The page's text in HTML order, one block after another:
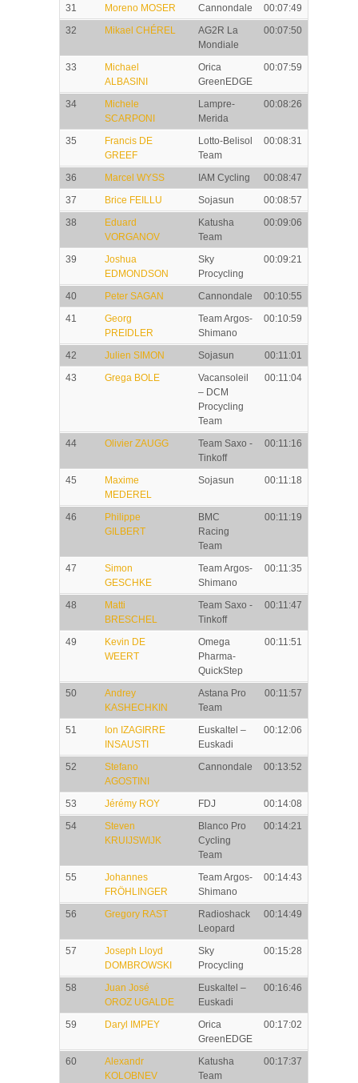
31 Moreno MOSER Cannondale
00:07:49
32
Mikael CHÉREL
AG2R La
Mondiale
00:07:50
33
Michael
ALBASINI
Orica
GreenEDGE
00:07:59
34
Michele
SCARPONI
Lampre-
Merida
00:08:26
35
Francis DE
GREEF
Lotto-Belisol
Team
00:08:31
36 Marcel WYSS IAM Cycling
00:08:47
37
Brice FEILLU Sojasun
00:08:57
38
Eduard
VORGANOV
Katusha
Team
00:09:06
39
Joshua
EDMONDSON
Sky
Procycling
00:09:21
40 Peter SAGAN Cannondale
00:10:55
41
Georg
PREIDLER
Team Argos-
Shimano
00:10:59
42 Julien SIMON Sojasun
00:11:01
43
Grega BOLE
Vacansoleil
– DCM
Procycling
Team
00:11:04
44 Olivier ZAUGG
Team Saxo -
Tinkoff
00:11:16
45
Maxime
MEDEREL
Sojasun 00:11:18
46
Philippe
GILBERT
BMC
Racing
Team
00:11:19
47
Simon
GESCHKE
Team Argos-
Shimano
00:11:35
48
Matti
BRESCHEL
Team Saxo -
Tinkoff
00:11:47
49
Kevin DE
WEERT
Omega
Pharma-
QuickStep
00:11:51
50
Andrey
KASHECHKIN
Astana Pro
Team
00:11:57
51
Ion IZAGIRRE
INSAUSTI
Euskaltel –
Euskadi
00:12:06
52
Stefano
AGOSTINI
Cannondale 00:13:52
53 Jérémy ROY FDJ
00:14:08
54
Steven
KRUIJSWIJK
Blanco Pro
Cycling
Team
00:14:21
55
Johannes
FRÖHLINGER
Team Argos-
Shimano
00:14:43
56 Gregory RAST
Radioshack
Leopard
00:14:49
57
Joseph Lloyd
DOMBROWSKI
Sky
Procycling
00:15:28
58
Juan José
OROZ UGALDE
Euskaltel –
Euskadi
00:16:46
59 Daryl IMPEY
Orica
GreenEDGE
00:17:02
60
Alexandr
KOLOBNEV
Katusha
Team
00:17:37